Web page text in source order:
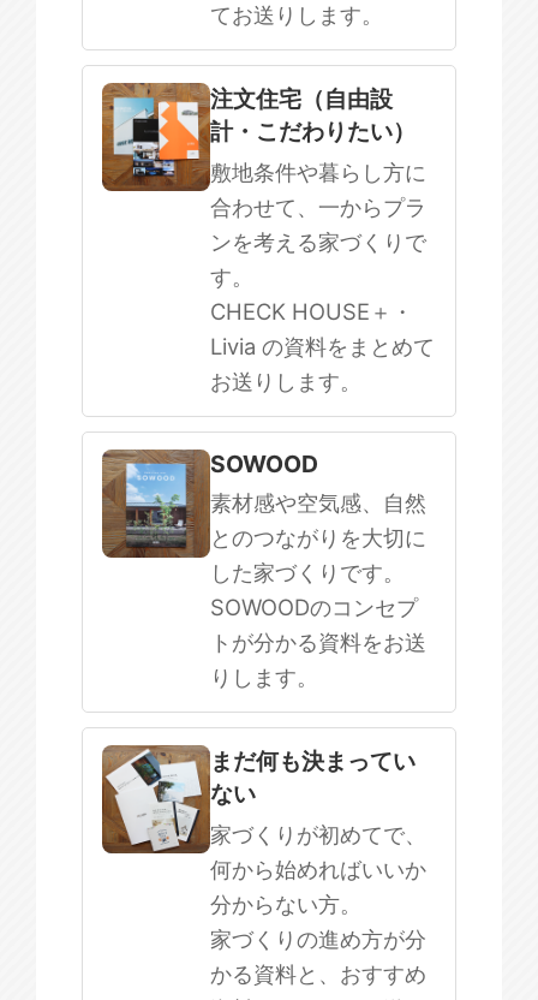
てお送りします。
注文住宅（自由設
計・こだわりたい）
敷地条件や暮らし方に
合わせて、一からプラ
ンを考える家づくりで
す。
CHECK HOUSE＋・
Livia の資料をまとめて
お送りします。
SOWOOD
素材感や空気感、自然
とのつながりを大切に
した家づくりです。
SOWOODのコンセプ
トが分かる資料をお送
りします。
まだ何も決まってい
ない
家づくりが初めてで、
何から始めればいいか
分からない方。
家づくりの進め方が分
かる資料と、おすすめ